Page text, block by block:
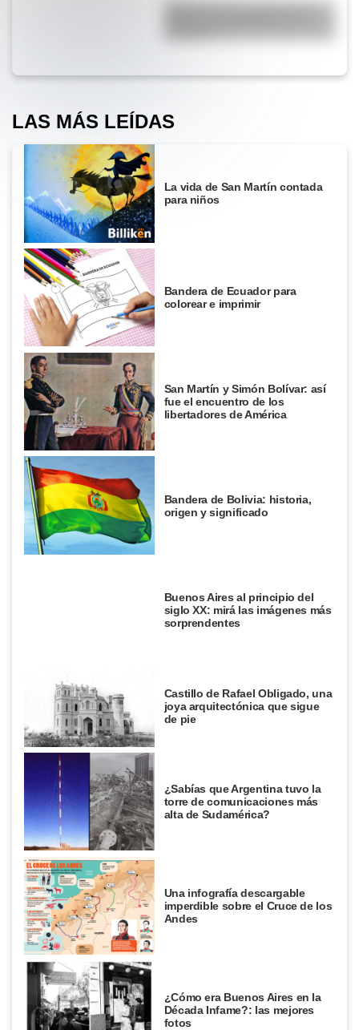
¿Qué es la Luna, cuál es su
LAS MÁS LEÍDAS
La vida de San Martín contada
para niños
Bandera de Ecuador para
colorear e imprimir
San Martín y Simón Bolívar: así
fue el encuentro de los
libertadores de América
Bandera de Bolivia: historia,
origen y significado
Buenos Aires al principio del
siglo XX: mirá las imágenes más
sorprendentes
Castillo de Rafael Obligado, una
joya arquitectónica que sigue
de pie
¿Sabías que Argentina tuvo la
torre de comunicaciones más
alta de Sudamérica?
Una infografía descargable
imperdible sobre el Cruce de los
Andes
¿Cómo era Buenos Aires en la
Década Infame?: las mejores
fotos